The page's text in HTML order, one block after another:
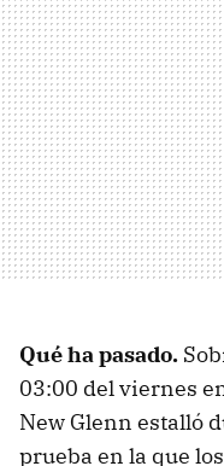
Quéha pasado.
03:00 del viernes
New Glenn estalló
prueba en la que